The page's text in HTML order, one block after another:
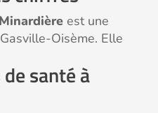
est une
Oisème. Elle
santé à